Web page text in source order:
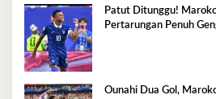
Patut Ditunggu!
Pertarungan Penuh
Ounahi Dua Gol,